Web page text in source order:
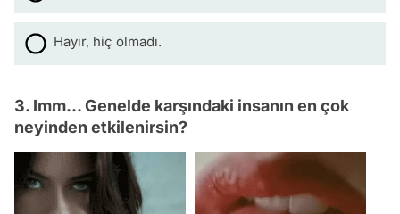
Hayır, hiç olmadı.
3. Imm... Genelde karşındaki insanın en çok
neyinden etkilenirsin?